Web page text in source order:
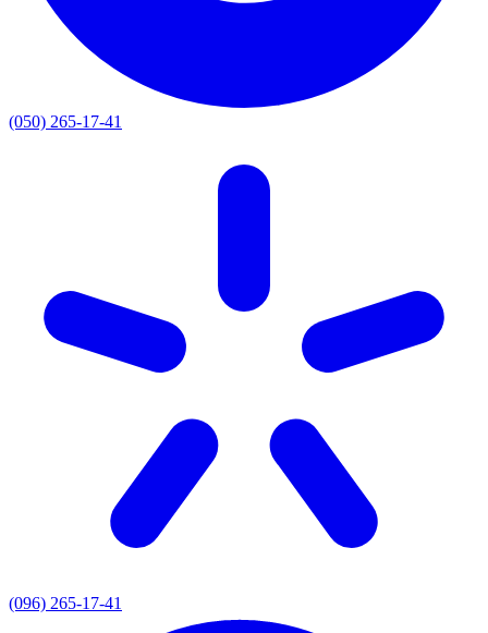
(050) 265-17-41
(096) 265-17-41